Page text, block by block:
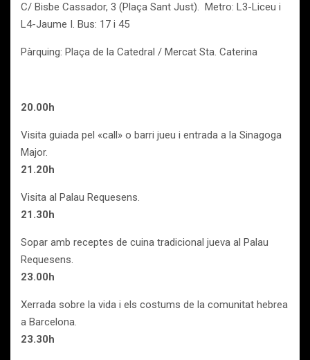
C/ Bisbe Cassador, 3 (Plaça Sant Just). Metro: L3-Liceu i
L4-Jaume I. Bus: 17 i 45
Pàrquing: Plaça de la Catedral / Mercat Sta. Caterina
20.00h
Visita guiada pel «call» o barri jueu i entrada a la Sinagoga
Major.
21.20h
Visita al Palau Requesens.
21.30h
Sopar amb receptes de cuina tradicional jueva al Palau
Requesens.
23.00h
Xerrada sobre la vida i els costums de la comunitat hebrea
a Barcelona.
23.30h